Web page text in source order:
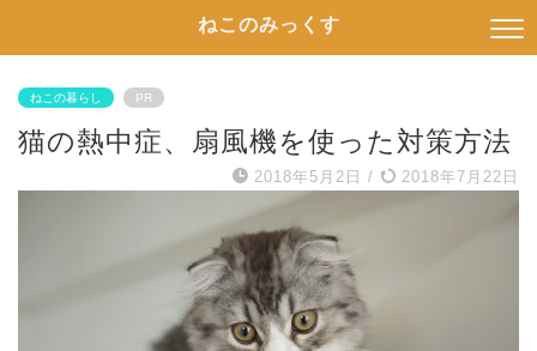
ねこのみっくす
ねこの暮らし PR
猫の熱中症、扇風機を使った対策方法
2018年5月2日 / 2018年7月22日